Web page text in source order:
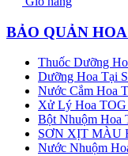
BẢO QUẢN
Thuốc Dưỡng
Dưỡng Hoa Tại
Nước Cắm Hoa
Xử Lý Hoa
Bột Nhuộm Hoa
SƠN XỊT MÀU
Nước Nhuộm